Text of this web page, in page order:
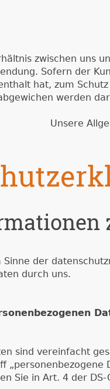
zwischen uns
Sofern der
hat, zum
werden
Unsere
der
durch uns.
sind vereinfacht
Sie in Art. 4 der